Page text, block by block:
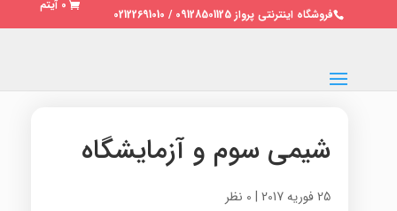
فروشگاه اینترنتی پرواز 09128501125 / 02122691010
0 آیتم
شیمی سوم و آزمایشگاه
25 فوریه 2017 | 0 نظر